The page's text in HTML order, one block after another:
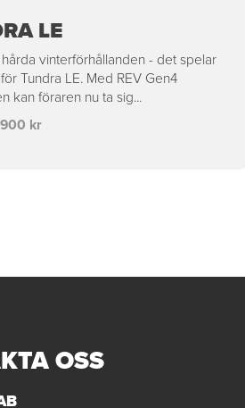
LE
vinterförhållanden - det spelar
Tundra LE. Med REV Gen4
kan föraren nu ta sig...
kr
OSS